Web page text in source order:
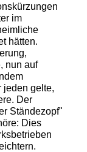
im
hätten.
nun auf
jeden gelte,
Der
Ständezopf"
Dies